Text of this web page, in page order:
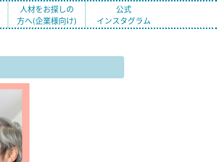
人材をお探しの
方へ(企業様向け)
公式
インスタグラム